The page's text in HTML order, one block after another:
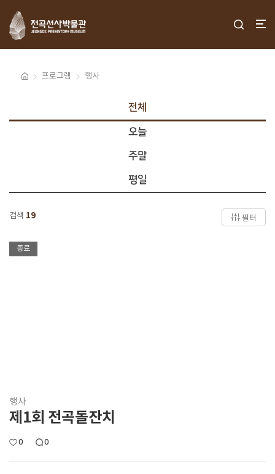
프로그램 행사
전체
오늘
주말
평일
검색 19 필터
종료
행사
제1회 전곡돌잔치
0 0